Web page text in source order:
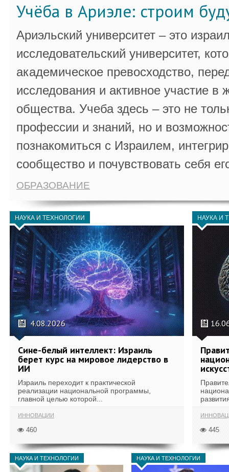
Учёба в Ариэле: строим
Ариэльский университет – это
исследовательский университет,
академическое превосходство,
исследования и активное участие в
общества. Учеба здесь – это не
профессии и знаний, но и
познакомиться с Израилем,
сообщество и почувствовать себя
ОБРАЗОВАНИЕ
НАУКА И ТЕХНОЛОГИИ
4.08.2026
Сине-белый интеллект: Израиль
берет курс на мировое лидерство в
ИИ
Израиль переходит к практической
реализации национальной программы,
главной целью которой...
ИННОВАЦИИ
460
НАУКА И
445
НАУКА И ТЕХНОЛОГИИ НАУКА И ТЕХНОЛОГИИ